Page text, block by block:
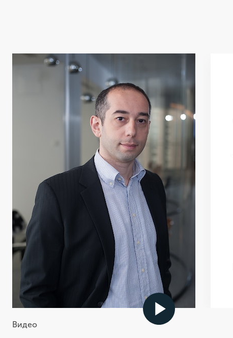
Видео
,,
Каждый старается сделать
максимум того, что он
может. Только в данном
случае мы способны
получить максимальный
результат
Виктор Галустян
Вице-президент по продажам, JTI Россия